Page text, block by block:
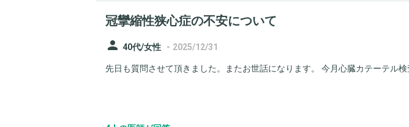
冠攣縮性狭心症の不安について
person 40代/女性 - 2025/12/31
先日も質問させて頂きました。またお世話になります。 今月心臓カテーテル検